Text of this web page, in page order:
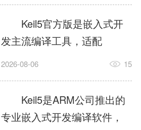
AgentSkill，就是给AI大脑装
上的一双机械手，它真的能
解决很多问题。1什么是
AgentSkillSkill指...
力，代码编译稳定，调试工
具成熟，大量开源项目基于
该平台开发。新项目需要单
独下载对应芯片支持包，新
手配置难度较高，正版商业
授权费用不菲，未授权版本
存在程序容量限制，适合硬
Keil5官方版是嵌入式开
发主流编译工具，适配
STM32、51单片机等多款芯
在线调试、代码仿真，兼容
众多厂商芯片安装包。软件
需要手动添加器件库，初次
2026-08-06 15
Keil5是ARM公司推出的
专业嵌入式开发编译软件，